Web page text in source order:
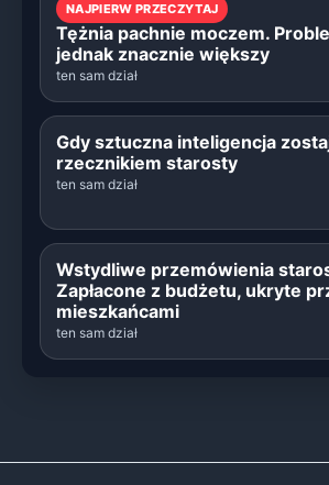
NAJPIERW PRZECZYTAJ
Tężnia pachnie moczem.
jednak znacznie większy
ten sam dział
Gdy sztuczna inteligencja
rzecznikiem starosty
ten sam dział
Wstydliwe przemówienia
Zapłacone z budżetu, ukryte
mieszkańcami
ten sam dział